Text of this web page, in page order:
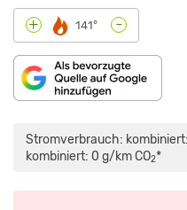
+ 141° -
Stromverbrauch:
kombiniert: 0 g/km CO2*
TECH
(2022)